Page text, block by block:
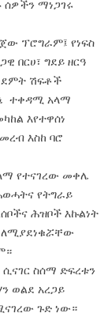
ማነጋገሩ
ፕሮግራም፤ የነፍስ
በርሀ፣ ግደይ ዘርዓ
ሽፍቶች
ተቀዳሚ አላማ
እየተዋሰነ
እስከ ባሮ
የተናገረው መቀሌ
የትግራይ
ሕዝቦች እኩልነት
ለሚያደነቁሯቸው
ስሰማ ድፍረቱን
ወልደ አረጋይ
ጉድ ነው።